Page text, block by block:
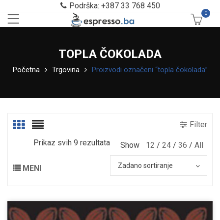
Podrška: +387 33 768 450
0
TOPLA ČOKOLADA
Početna Trgovina Proizvodi označeni “topla čokolada”
Filter
Prikaz svih 9 rezultata Show 12 24 36 All
MENI Zadano sortiranje